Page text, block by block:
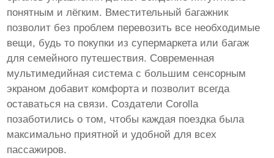
понятным и лёгким. Вместительный багажник
позволит без проблем перевозить все необходимые
вещи, будь то покупки из супермаркета или багаж
для семейного путешествия. Современная
мультимедийная система с большим сенсорным
экраном добавит комфорта и позволит всегда
оставаться на связи. Создатели Corolla
позаботились о том, чтобы каждая поездка была
максимально приятной и удобной для всех
пассажиров.